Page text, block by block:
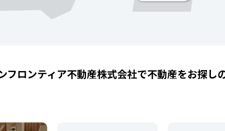
フロンティア不動産株式会社で不動産をお探し